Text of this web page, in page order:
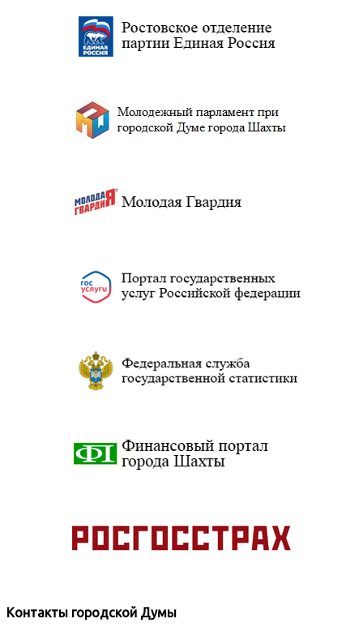
Контакты городской Думы